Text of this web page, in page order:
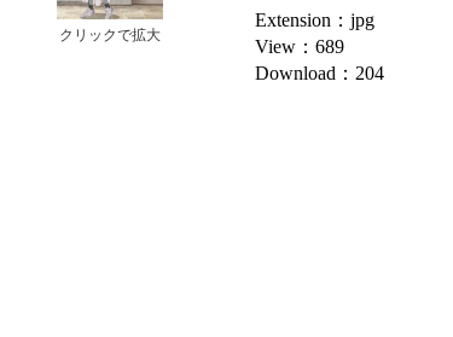
クリックで拡大
Extension：jpg
View：689
Download：204